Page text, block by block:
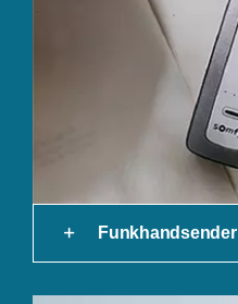
Funkhandsender